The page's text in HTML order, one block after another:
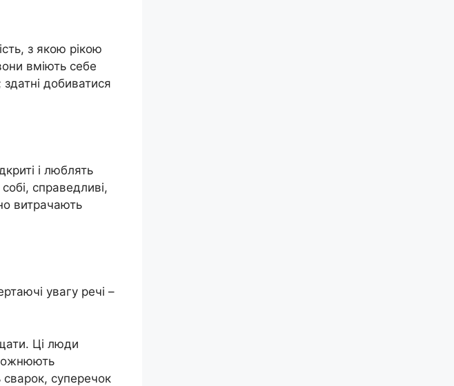
з якою рікою
вміють себе
добиватися
і люблять
справедливі,
витрачають
увагу речі –
Ці люди
суперечок